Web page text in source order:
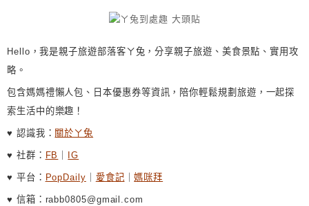
Hello，我是親子旅遊部落客ㄚ兔，分享親子旅遊、美食景點、實用攻
略。
包含媽媽禮懶人包、日本優惠券等資訊，陪你輕鬆規劃旅遊，一起探
索生活中的樂趣！
♥ 認識我： 關於ㄚ兔
♥ 社群： FB IG
♥ 平台： PopDaily 愛食記 ｜媽咪拜
♥ 信箱：rabb0805@gmail.com